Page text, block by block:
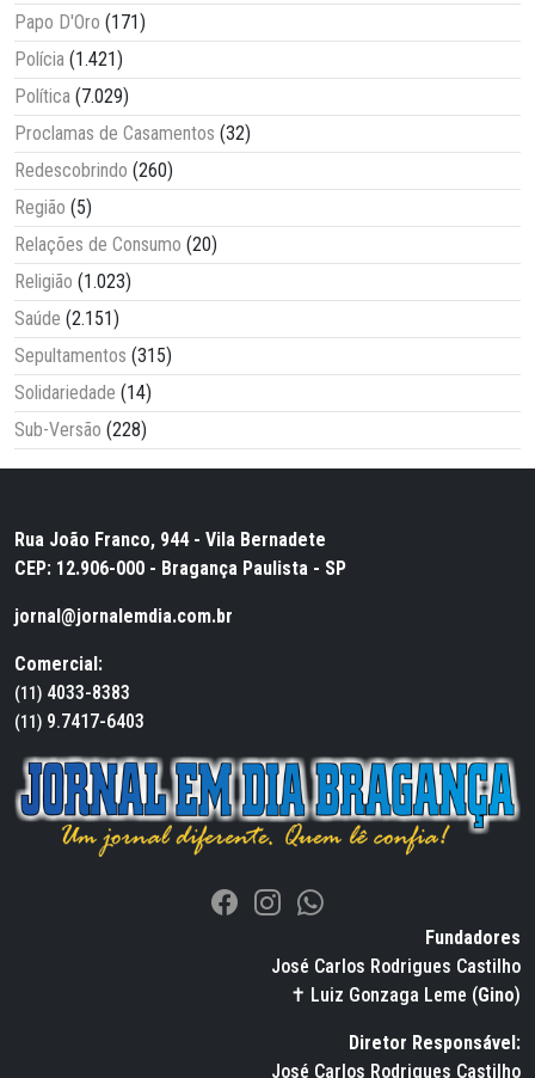
Papo D'Oro (171)
Polícia (1.421)
Política (7.029)
Proclamas de Casamentos (32)
Redescobrindo (260)
Região (5)
Relações de Consumo (20)
Religião (1.023)
Saúde (2.151)
Sepultamentos (315)
Solidariedade (14)
Sub-Versão (228)
Rua João Franco, 944 - Vila Bernadete
CEP: 12.906-000 - Bragança Paulista - SP
jornal@jornalemdia.com.br
Comercial:
(11) 4033-8383
(11) 9.7417-6403
Fundadores
José Carlos Rodrigues Castilho
✝ Luiz Gonzaga Leme (Gino)
Diretor Responsável:
José Carlos Rodrigues Castilho